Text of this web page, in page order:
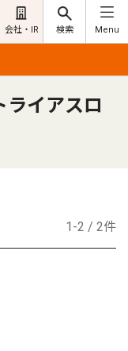
会社・IR 検索 Menu
ライアスロ
1-2 / 2件